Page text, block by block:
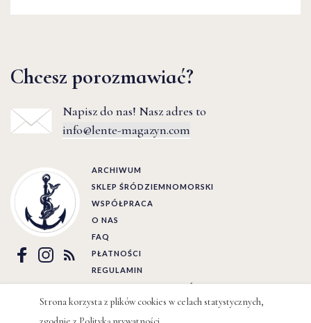
Chcesz porozmawiać?
Napisz do nas! Nasz adres to
info@lente-magazyn.com
ARCHIWUM
SKLEP ŚRÓDZIEMNOMORSKI
WSPÓŁPRACA
O NAS
FAQ
PŁATNOŚCI
REGULAMIN
POLITYKA PRYWATNOŚCI
Strona korzysta z plików cookies w celach statystycznych,